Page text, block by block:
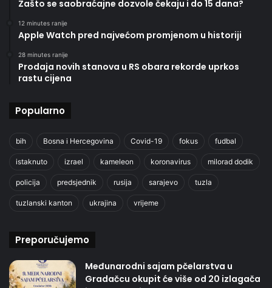
Zašto se saobraćajne dozvole čekaju i do 15 dana?
12 minutes ranije
Apple Watch pred najvećom promjenom u historiji
28 minutes ranije
Prodaja novih stanova u RS obara rekorde uprkos
rastu cijena
Popularno
bih Bosna i Hercegovina Covid-19 fokus fudbal
istaknuto izrael kameleon koronavirus milorad dodik
policija predsjednik rusija sarajevo tuzla
tuzlanski kanton ukrajina vrijeme
Preporučujemo
Međunarodni sajam pčelarstva u
Gradačcu okupit će više od 20 izlagača